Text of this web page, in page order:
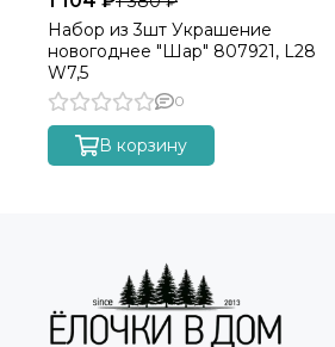
Набор из 3шт Украшение
новогоднее "Шар" 807921, L28
W7,5
0
В корзину